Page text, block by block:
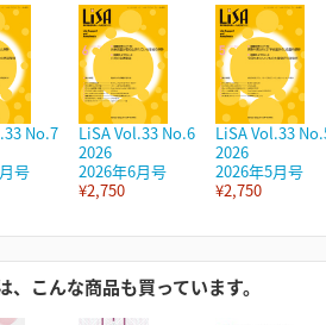
No.7
号
LiSA Vol.33 No.6
2026
2026年6月号
¥2,750
LiSA Vol.33
2026
2026年5月号
¥2,750
、こんな商品も買っています。